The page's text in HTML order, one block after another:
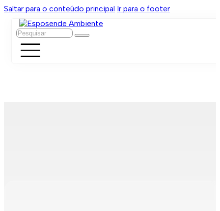
Saltar para o conteúdo principal Ir para o footer
Pesquisar